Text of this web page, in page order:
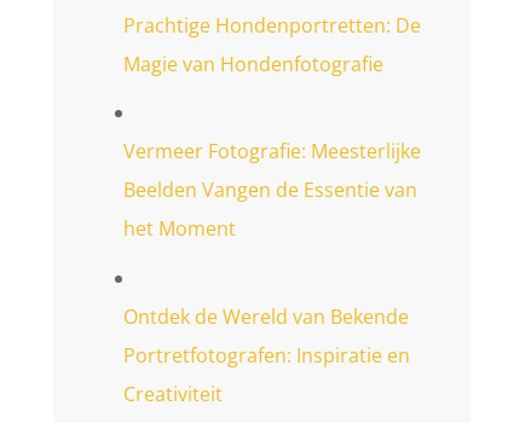
Prachtige Hondenportretten: De
Magie van Hondenfotografie
Vermeer Fotografie: Meesterlijke
Beelden Vangen de Essentie van
het Moment
Ontdek de Wereld van Bekende
Portretfotografen: Inspiratie en
Creativiteit